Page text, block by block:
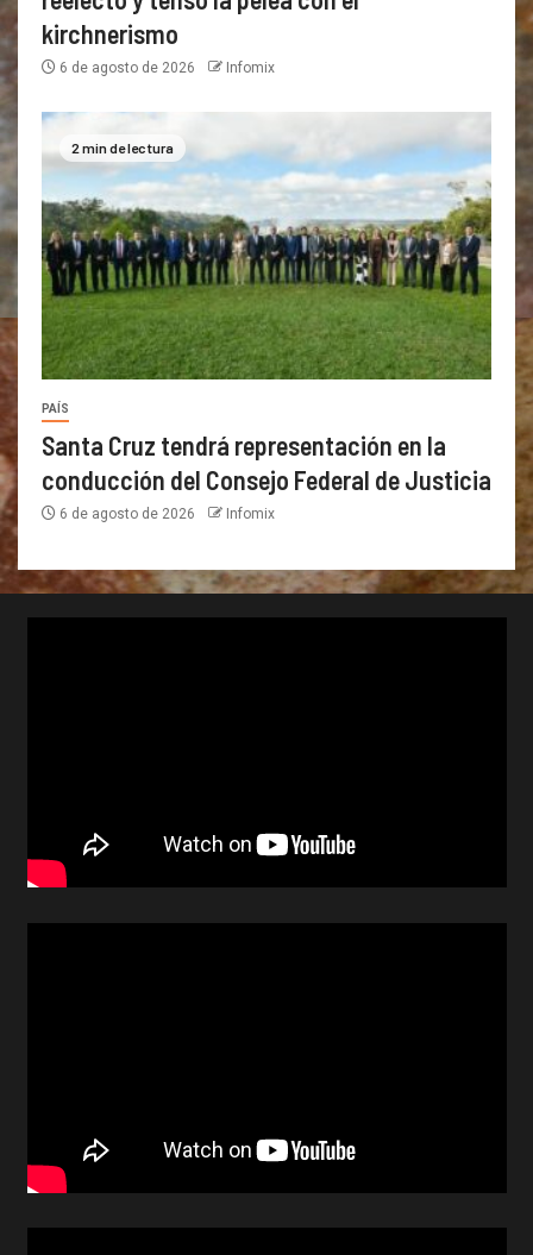
kirchnerismo
6 de agosto de 2026 Infomix
2 min de lectura
PAÍS
Santa Cruz tendrá representación en la
conducción del Consejo Federal de Justicia
6 de agosto de 2026 Infomix